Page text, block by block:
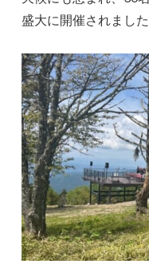
盛大に開催されました